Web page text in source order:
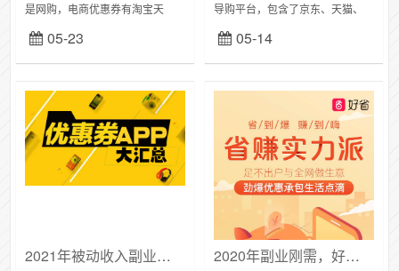
是网购，电商优惠券有淘宝天
那大家知道哪个平台可以领取电
商优惠券吗？小编就和大家分享
05-23
导购平台，包含了京东、天猫、
了打车，美团外卖，饿了么外卖
等红包。是一款实实在在为用户
05-14
2021年被动收入副业项目分享，社交电商优惠券副业项目汇总 2020年副业刚需，好省APP是最好的斜杠收入